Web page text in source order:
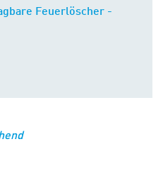
Feuerlöscher -